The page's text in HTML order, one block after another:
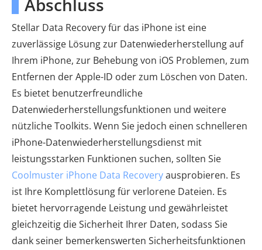
Abschluss
Stellar Data Recovery für das iPhone ist eine
zuverlässige Lösung zur Datenwiederherstellung auf
Ihrem iPhone, zur Behebung von iOS Problemen, zum
Entfernen der Apple-ID oder zum Löschen von Daten.
Es bietet benutzerfreundliche
Datenwiederherstellungsfunktionen und weitere
nützliche Toolkits. Wenn Sie jedoch einen schnelleren
iPhone-Datenwiederherstellungsdienst mit
leistungsstarken Funktionen suchen, sollten Sie
Coolmuster iPhone Data Recoveryausprobieren. Es
ist Ihre Komplettlösung für verlorene Dateien. Es
bietet hervorragende Leistung und gewährleistet
gleichzeitig die Sicherheit Ihrer Daten, sodass Sie
dank seiner bemerkenswerten Sicherheitsfunktionen